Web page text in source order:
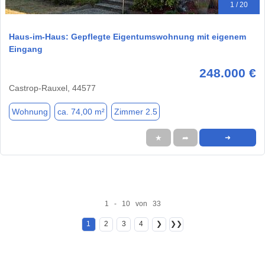
1 / 20
Haus-im-Haus: Gepflegte Eigentumswohnung mit eigenem
Eingang
248.000 €
Castrop-Rauxel, 44577
Wohnung ca. 74,00 m² Zimmer 2.5
★ ➦ ➜
1 - 10 von 33
1 2 3 4 ❯ ❯❯